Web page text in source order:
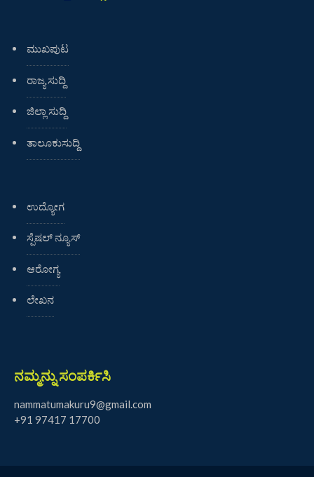
ಮುಖಪುಟ
ರಾಜ್ಯ ಸುದ್ದಿ
ಜಿಲ್ಲಾ ಸುದ್ದಿ
ತಾಲೂಕುಸುದ್ದಿ
ಉದ್ಯೋಗ
ಸ್ಪೆಷಲ್ ನ್ಯೂಸ್
ಆರೋಗ್ಯ
ಲೇಖನ
ನಮ್ಮನ್ನು ಸಂಪರ್ಕಿಸಿ
nammatumakuru9@gmail.com
+91 97417 17700